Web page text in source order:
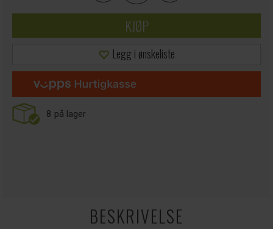
KJØP
Legg i ønskeliste
8 på lager
BESKRIVELSE